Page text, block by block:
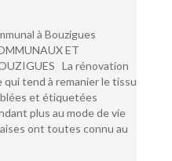
à Bouzigues
ET
La rénovation
tend à remanier le tissu
et étiquetées
plus au mode de vie
ont toutes connu au